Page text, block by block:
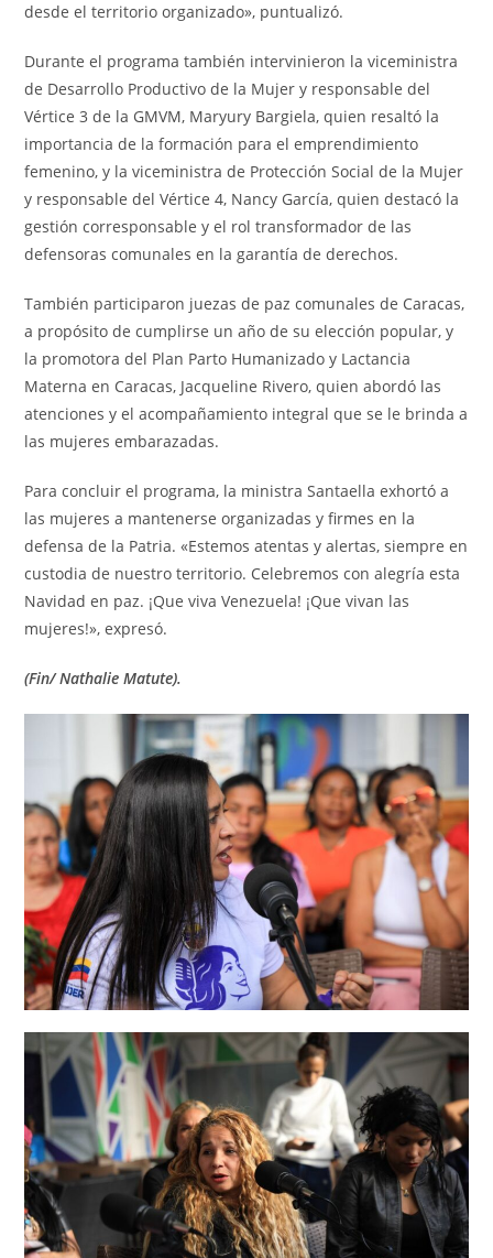
desde el territorio organizado», puntualizó.
Durante el programa también intervinieron la viceministra
de Desarrollo Productivo de la Mujer y responsable del
Vértice 3 de la GMVM, Maryury Bargiela, quien resaltó la
importancia de la formación para el emprendimiento
femenino, y la viceministra de Protección Social de la Mujer
y responsable del Vértice 4, Nancy García, quien destacó la
gestión corresponsable y el rol transformador de las
defensoras comunales en la garantía de derechos.
También participaron juezas de paz comunales de Caracas,
a propósito de cumplirse un año de su elección popular, y
la promotora del Plan Parto Humanizado y Lactancia
Materna en Caracas, Jacqueline Rivero, quien abordó las
atenciones y el acompañamiento integral que se le brinda a
las mujeres embarazadas.
Para concluir el programa, la ministra Santaella exhortó a
las mujeres a mantenerse organizadas y firmes en la
defensa de la Patria. «Estemos atentas y alertas, siempre en
custodia de nuestro territorio. Celebremos con alegría esta
Navidad en paz. ¡Que viva Venezuela! ¡Que vivan las
mujeres!», expresó.
(Fin/ Nathalie Matute).